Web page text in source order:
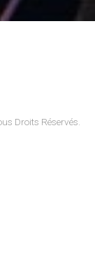
Droits Réservés.